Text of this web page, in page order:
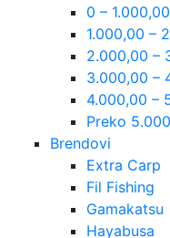
0 –
1.000,00 –
2.000,00 –
3.000,00 –
4.000,00 –
Preko
Brendovi
Extra Carp
Fil Fishing
Gamakatsu
Hayabusa